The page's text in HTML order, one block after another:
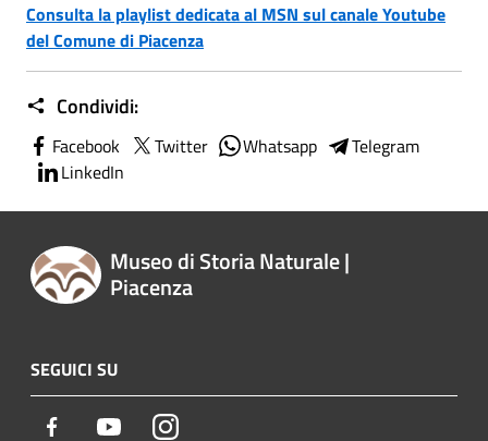
Consulta la playlist dedicata al MSN sul canale Youtube
del Comune di Piacenza
Condividi:
Facebook Twitter Whatsapp
Telegram
LinkedIn
Museo di Storia Naturale |
Piacenza
SEGUICI SU
Facebook YoutubeInstagram